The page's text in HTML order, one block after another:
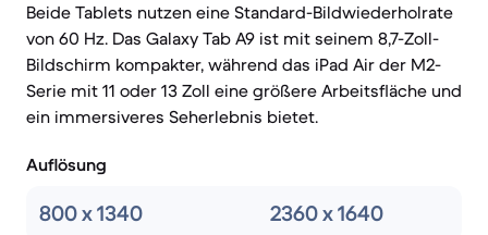
Beide Tablets nutzen eine Standard-Bildwiederholrate
von 60 Hz. Das Galaxy Tab A9 ist mit seinem 8,7-Zoll-
Bildschirm kompakter, während das iPad Air der M2-
Serie mit 11 oder 13 Zoll eine größere Arbeitsfläche und
ein immersiveres Seherlebnis bietet.
Auflösung
800 x 1340 2360 x 1640